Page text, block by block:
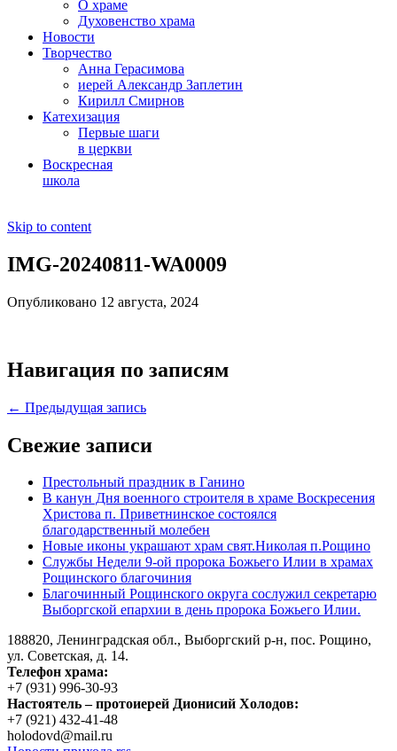
О храме
Духовенство храма
Новости
Творчество
Анна Герасимова
иерей Александр Заплетин
Кирилл Смирнов
Катехизация
Первые шаги
в церкви
Воскресная
школа
Skip to content
IMG-20240811-WA0009
Опубликовано 12 августа, 2024
Навигация по записям
← Предыдущая запись
Свежие записи
Престольный праздник в Ганино
В канун Дня военного строителя в храме Воскресения
Христова п. Приветнинское состоялся
благодарственный молебен
Новые иконы украшают храм свят.Николая п.Рощино
Службы Недели 9-ой пророка Божьего Илии в храмах
Рощинского благочиния
Благочинный Рощинского округа сослужил секретарю
Выборгской епархии в день пророка Божьего Илии.
188820, Ленинградская обл., Выборгский р-н, пос. Рощино,
ул. Советская, д. 14.
Телефон храма:
+7 (931) 996-30-93
Настоятель – протоиерей Дионисий Холодов:
+7 (921) 432-41-48
holodovd@mail.ru